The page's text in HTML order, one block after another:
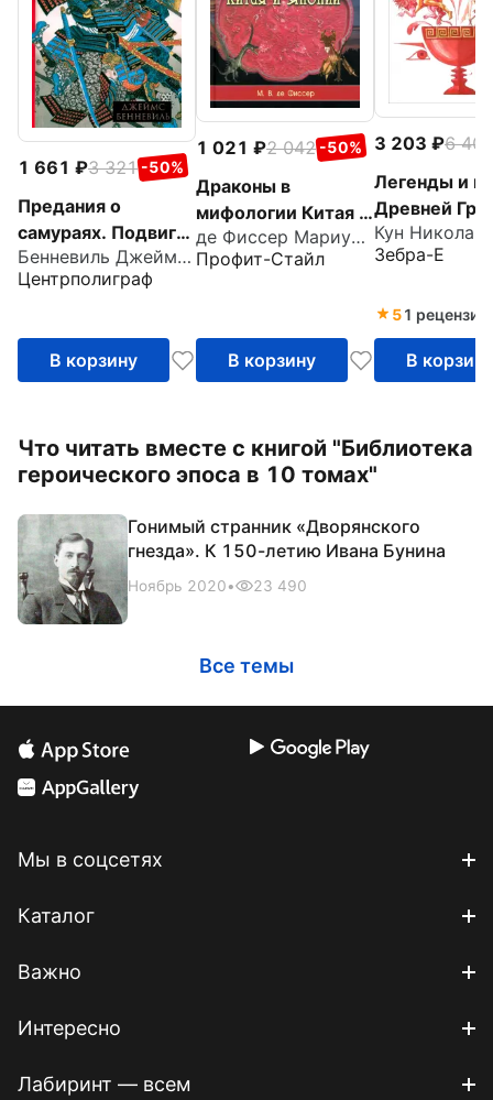
1 661 3 321 -50%
Предания о
самураях. Подвиги
отважных воинов
средневековой
Бенневиль Джеймс С.
Центрполиграф
В корзину
1 021 2 042 -50%
Драконы в
мифологии Китая и
Японии
де Фиссер Мариус Виллем
Профит-Стайл
В корзину
3 203
6 405
Легенды и
Древней
Зебра-Е
51 рецензия
В корзину
Что читать вместе с книгой "Библиотека
героического эпоса в 10 томах"
Гонимый странник «Дворянского
гнезда». К 150-летию Ивана Бунина
Ноябрь 2020• 23 490
Все темы
Мы в соцсетях
Каталог
Важно
Интересно
Лабиринт — всем